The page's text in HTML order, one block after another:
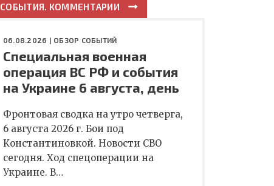
СОБЫТИЯ. КОММЕНТАРИИ
06.08.2026 | ОБЗОР СОБЫТИЙ
Специальная военная
операция ВС РФ и события
на Украине 6 августа, день
Фронтовая сводка на утро четверга,
6 августа 2026 г. Бои под
Константиновкой. Новости СВО
сегодня. Ход спецоперации на
Украине. В…